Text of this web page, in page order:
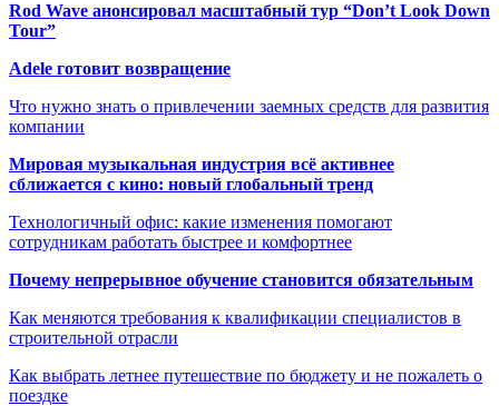
Rod Wave анонсировал масштабный тур “Don’t Look Down
Tour”
Adele готовит возвращение
Что нужно знать о привлечении заемных средств для развития
компании
Мировая музыкальная индустрия всё активнее
сближается с кино: новый глобальный тренд
Технологичный офис: какие изменения помогают
сотрудникам работать быстрее и комфортнее
Почему непрерывное обучение становится обязательным
Как меняются требования к квалификации специалистов в
строительной отрасли
Как выбрать летнее путешествие по бюджету и не пожалеть о
поездке